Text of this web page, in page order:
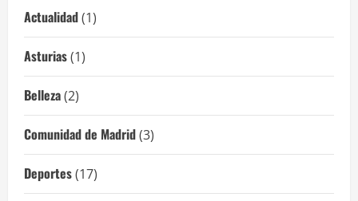
Actualidad(1)
Asturias(1)
Belleza(2)
Comunidad de Madrid(3)
Deportes(17)